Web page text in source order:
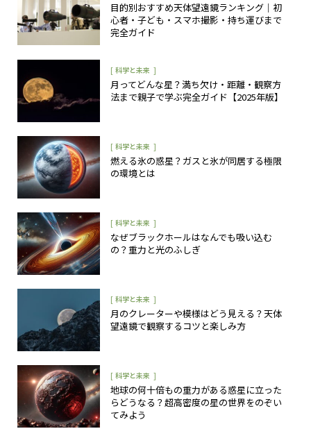
目的別おすすめ天体望遠鏡ランキング｜初
心者・子ども・スマホ撮影・持ち運びまで
完全ガイド
[ 科学と未来 ]
月ってどんな星？満ち欠け・距離・観察方
法まで親子で学ぶ完全ガイド【2025年版】
[ 科学と未来 ]
燃える氷の惑星？ガスと氷が同居する極限
の環境とは
[ 科学と未来 ]
なぜブラックホールはなんでも吸い込む
の？重力と光のふしぎ
[ 科学と未来 ]
月のクレーターや模様はどう見える？天体
望遠鏡で観察するコツと楽しみ方
[ 科学と未来 ]
地球の何十倍もの重力がある惑星に立った
らどうなる？超高密度の星の世界をのぞい
てみよう